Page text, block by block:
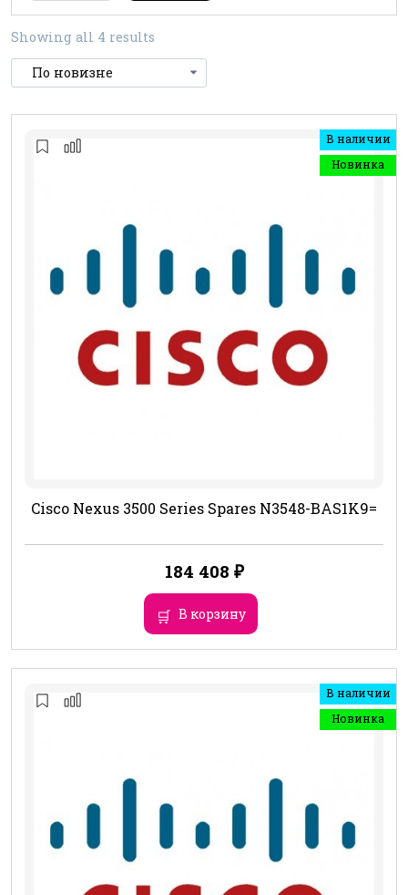
Showing all 4 results
В наличии
Новинка
Cisco Nexus 3500 Series Spares N3548-BAS1K9=
184 408 ₽
В корзину
В наличии
Новинка